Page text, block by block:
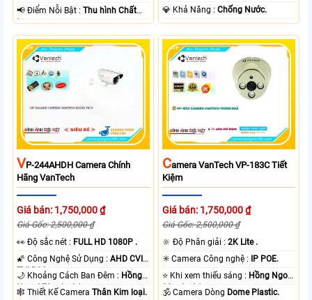
️📢 Điểm Nỗi Bật :Thu hình Chất
Lượng.
️💎 Khả Năng :Chống Nước.
VP-244AHDH Camera Chính
Hãng VanTech
Giá bán: 1,750,000 ₫
Giá Gốc: 2,500,000 ₫
️👀 Độ sắc nét : FULL HD 1080P .
🌠 Công Nghệ Sử Dụng :AHD CVI
TVI BCS.
🌙 Khoảng Cách Ban Đêm : Hồng
Ngoại 70m Led Array.
🕸️ Thiết Kế CameraThân Kim loại.
CAmera VanTech VP-183C Tiết
Kiệm
Giá bán: 1,750,000 ₫
Giá Gốc: 2,500,000 ₫
🔆 Độ Phân giải :2K Lite .
✳️ Camera Công nghệ :
IP POE.
⭐ Khi xem thiếu sáng : Hồng Ngoại
30m Led Array.
🕉️ Camera Dòng Dome Plastic.